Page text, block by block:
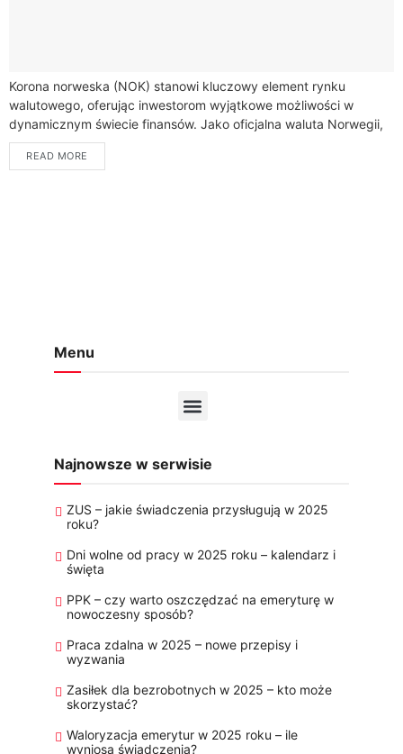
Korona norweska (NOK) stanowi kluczowy element rynku
walutowego, oferując inwestorom wyjątkowe możliwości w
dynamicznym świecie finansów. Jako oficjalna waluta Norwegii,
NOK przyciąga uwagę profesjonalistów dzięki swojej stabilności i
przewidywalności.Zarządzana przez...
READ MORE
Menu
Najnowsze w serwisie
ZUS – jakie świadczenia przysługują w 2025
roku?
Dni wolne od pracy w 2025 roku – kalendarz i
święta
PPK – czy warto oszczędzać na emeryturę w
nowoczesny sposób?
Praca zdalna w 2025 – nowe przepisy i
wyzwania
Zasiłek dla bezrobotnych w 2025 – kto może
skorzystać?
Waloryzacja emerytur w 2025 roku – ile
wyniosą świadczenia?